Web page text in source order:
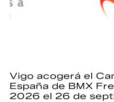
Vigo acogerá el
España de BMX
2026 el 26 de